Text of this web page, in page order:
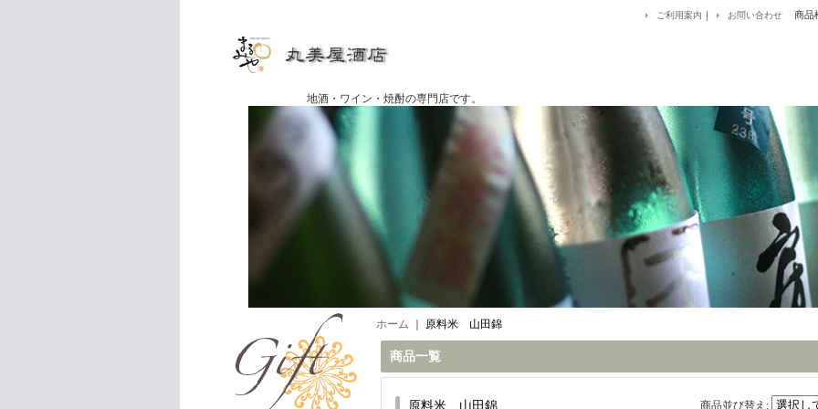
地酒・ワイン・焼酎の専門店です。
ご利用案内 ｜ お問い合わせ 商品
ホーム 原料米 山田錦
商品一覧
原料米 山田錦 商品並び替え :